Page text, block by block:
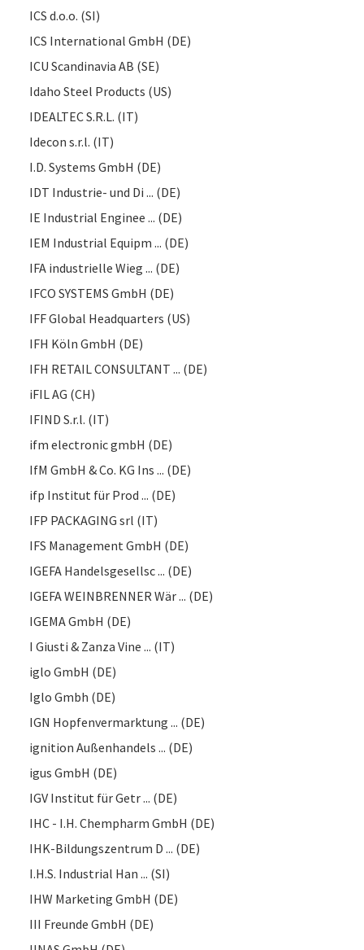
ICS d.o.o. (SI)
ICS International GmbH (DE)
ICU Scandinavia AB (SE)
Idaho Steel Products (US)
IDEALTEC S.R.L. (IT)
Idecon s.r.l. (IT)
I.D. Systems GmbH (DE)
IDT Industrie- und Di ... (DE)
IE Industrial Enginee ... (DE)
IEM Industrial Equipm ... (DE)
IFA industrielle Wieg ... (DE)
IFCO SYSTEMS GmbH (DE)
IFF Global Headquarters (US)
IFH Köln GmbH (DE)
IFH RETAIL CONSULTANT ... (DE)
iFIL AG (CH)
IFIND S.r.l. (IT)
ifm electronic gmbH (DE)
IfM GmbH & Co. KG Ins ... (DE)
ifp Institut für Prod ... (DE)
IFP PACKAGING srl (IT)
IFS Management GmbH (DE)
IGEFA Handelsgesellsc ... (DE)
IGEFA WEINBRENNER Wär ... (DE)
IGEMA GmbH (DE)
I Giusti & Zanza Vine ... (IT)
iglo GmbH (DE)
Iglo Gmbh (DE)
IGN Hopfenvermarktung ... (DE)
ignition Außenhandels ... (DE)
igus GmbH (DE)
IGV Institut für Getr ... (DE)
IHC - I.H. Chempharm GmbH (DE)
IHK-Bildungszentrum D ... (DE)
I.H.S. Industrial Han ... (SI)
IHW Marketing GmbH (DE)
III Freunde GmbH (DE)